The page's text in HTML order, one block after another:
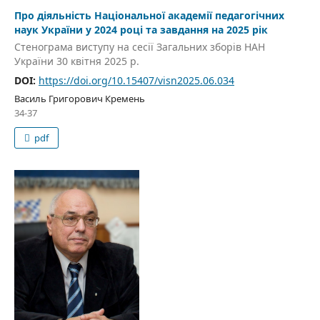
Про діяльність Національної академії педагогічних
наук України у 2024 році та завдання на 2025 рік
Стенограма виступу на сесії Загальних зборів НАН
України 30 квітня 2025 р.
DOI: https://doi.org/10.15407/visn2025.06.034
Василь Григорович Кремень
34-37
pdf